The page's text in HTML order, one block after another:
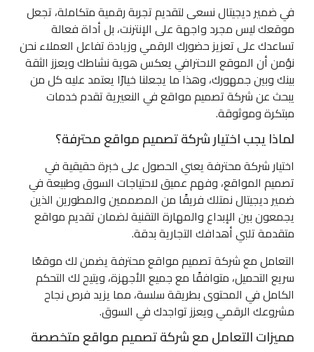
في ضمير ديجيتال نسعى لتقديم تجربة رقمية متكاملة، تجعل
موقعك ليس مجرد واجهة على الإنترنت، بل أداة فعالة
تساعدك على تعزيز حضورك الرقمي وزيادة تفاعل العملاء نحن
نؤمن أن الموقع الاحترافي يعكس هوية نشاطك ويعزز الثقة
بينك وبين جمهورك، وهذا ما يجعلنا خيارًا يعتمد عليه كل من
يبحث عن شركة تصميم مواقع في النعيرية تقدم خدمات
مبتكرة وموثوقة.
لماذا يجب اختيار شركة تصميم مواقع محترفة؟
اختيار شركة محترفة يعني الحصول على خبرة حقيقية في
تصميم المواقع، وفهم عميق لاحتياجات السوق وطبيعة في
ضمير ديجيتال نمتلك فريقًا من المصممين والمطورين الذين
يجمعون بين الإبداع والمهارة التقنية لضمان تقديم مواقع
متقدمة تلبي أهدافك التجارية بدقة.
التعامل مع شركة تصميم مواقع محترفة يضمن لك موقعًا
سريع التحميل، متوافقًا مع جميع الأجهزة، ويتيح لك التحكم
الكامل في المحتوى بطريقة سلسة، مما يزيد فرص نجاح
مشروعك الرقمي ويعزز تواجدك في السوق.
مميزات التعامل مع شركة تصميم مواقع متخصصة